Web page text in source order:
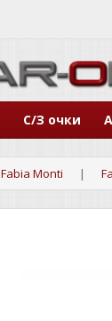
С/З очки
Fabia Monti